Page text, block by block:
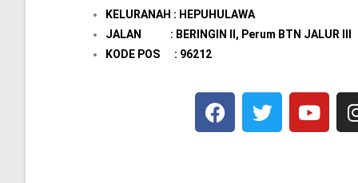
KELURANAH : HEPUHULAWA
JALAN : BERINGIN II, Perum BTN JALUR III
KODE POS : 96212